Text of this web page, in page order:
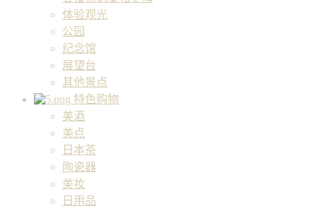
体验观光
公园
纪念馆
展望台
其他景点
特色购物
美酒
美点
日本茶
陶瓷器
美妆
日用品